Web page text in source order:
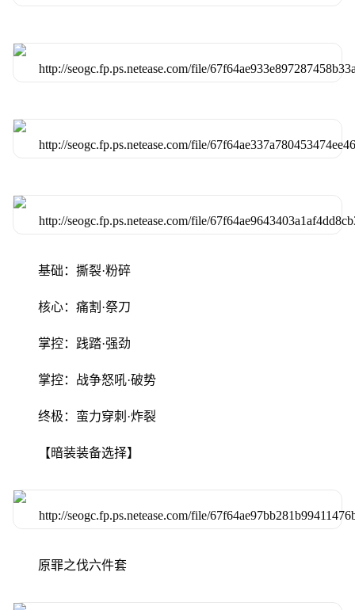
基础：撕裂·粉碎
核心：痛割·祭刀
掌控：践踏·强劲
掌控：战争怒吼·破势
终极：蛮力穿刺·炸裂
【暗装装备选择】
原罪之伐六件套